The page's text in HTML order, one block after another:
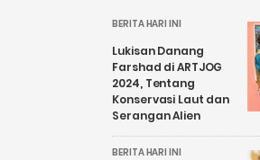
BERITA HARI INI
Lukisan Danang
Farshad di ARTJOG
2024, Tentang
Konservasi Laut dan
Serangan Alien
BERITA HARI INI